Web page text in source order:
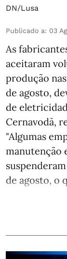
DN/Lusa
Publicado a: 03
As
aceitaram
produção
de agosto,
de
Cernavodă,
"Algumas
manutenção
de agosto, o